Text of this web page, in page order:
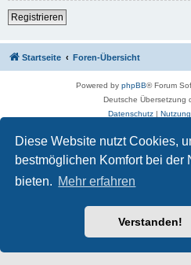
Diese Website nutzt Cookies,
bestmöglichen Komfort bei der
bieten. Mehr erfahren
Verstanden!
Registrieren
Startseite Foren-Übersicht
Powered by phpBB® Forum
Deutsche Übersetzung
Datenschutz|